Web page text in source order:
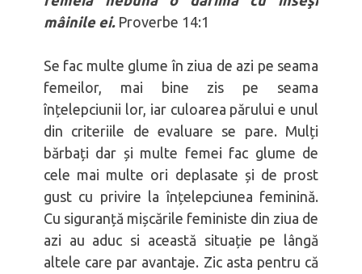
Bărbatul ca tată
mâinile ei.Proverbe 14:1
Se fac multe glume în ziua de azi pe seama
femeilor, mai bine zis pe seama
înțelepciunii lor, iar culoarea părului e unul
din criteriile de evaluare se pare. Mulți
bărbați dar și multe femei fac glume de
cele mai multe ori deplasate și de prost
gust cu privire la înțelepciunea feminină.
Cu siguranță mișcările feministe din ziua de
azi au aduc si această situație pe lângă
altele care par avantaje. Zic asta pentru că